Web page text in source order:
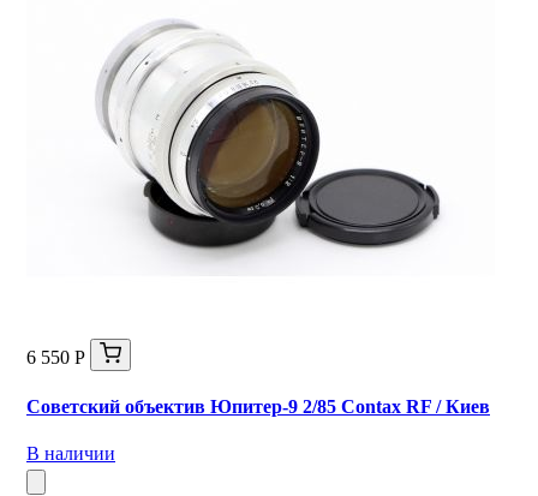
6 550 Р
Советский объектив Юпитер-9 2/85 Contax RF / Киев
В наличии